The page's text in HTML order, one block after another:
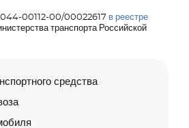
00112-00/00022617 в реестре
транспорта Российской
средства